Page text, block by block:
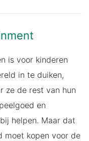
is voor kinderen
in te duiken,
ze de rest van hun
en
helpen. Maar dat
moet kopen voor de